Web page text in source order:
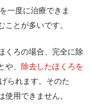
一度に治療できま
とが多いです。
くろの場合、完全に除
や、
除去したほくろを
られます。そのた
用できません。